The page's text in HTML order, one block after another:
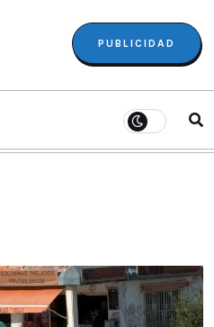
PUBLICIDAD